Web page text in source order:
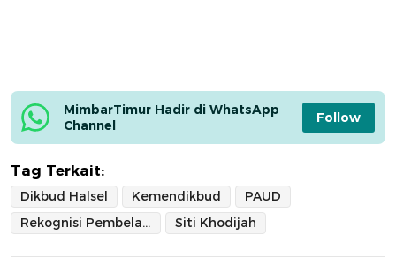
MimbarTimur Hadir di WhatsApp
Channel
Follow
Tag Terkait:
Dikbud Halsel Kemendikbud
PAUD
Rekognisi Pembelajaran Lampau
Siti Khodijah